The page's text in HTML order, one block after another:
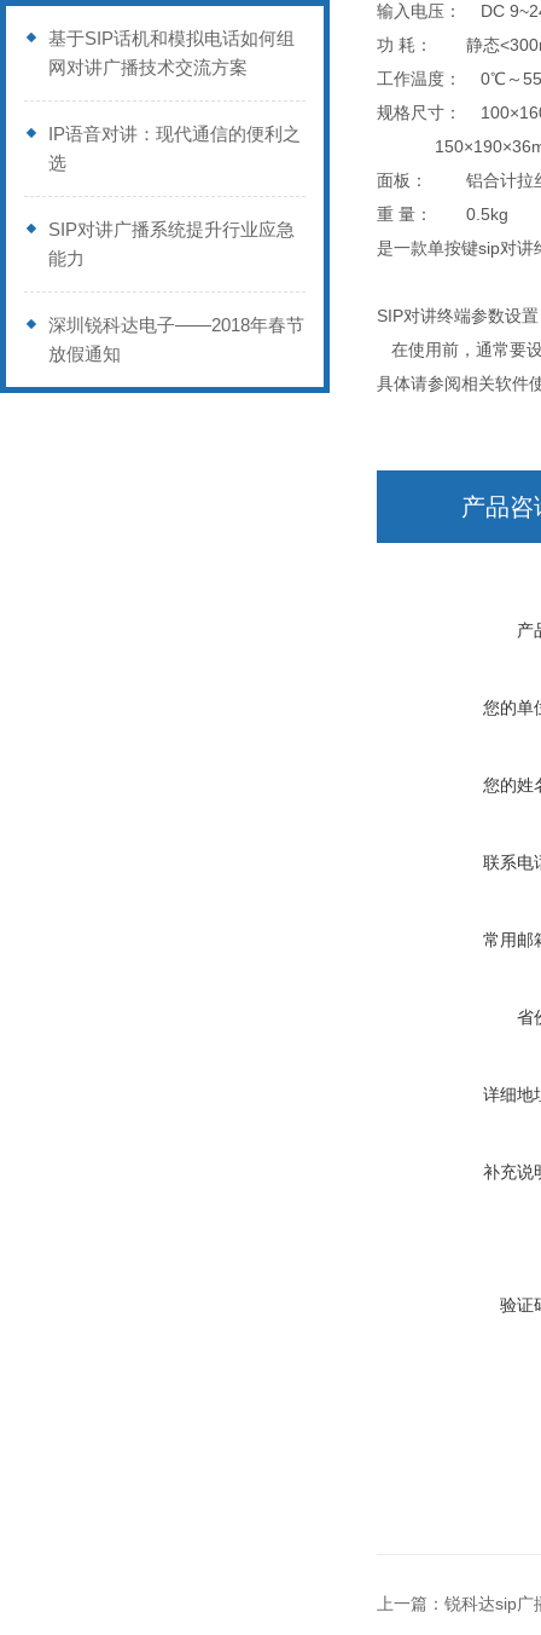
基于SIP话机和模拟电话如何组
网对讲广播技术交流方案
IP语音对讲：现代通信的便利之
选
SIP对讲广播系统提升行业应急
能力
深圳锐科达电子——2018年春节
放假通知
输入电压： DC
功 耗： 静态
工作温度： 0℃～
规格尺寸：
面板： 铝合计拉丝
重 量： 0.5kg
是一款单按键sip对讲
SIP对讲终端参数设
在使用前，通常要
具体请参阅相关软件
产品咨
产
您的单
您的姓
联系电
常用邮
省
详细地
补充说
验证
上一篇： 锐科达sip广